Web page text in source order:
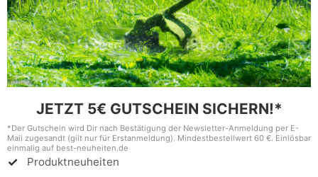
JETZT 5€ GUTSCHEIN SICHERN!*
*Der Gutschein wird Dir nach Bestätigung der Newsletter-Anmeldung per E-
Mail zugesandt (gilt nur für Erstanmeldung). Mindestbestellwert 60 €. Einlösbar
einmalig auf best-neuheiten.de
Produktneuheiten